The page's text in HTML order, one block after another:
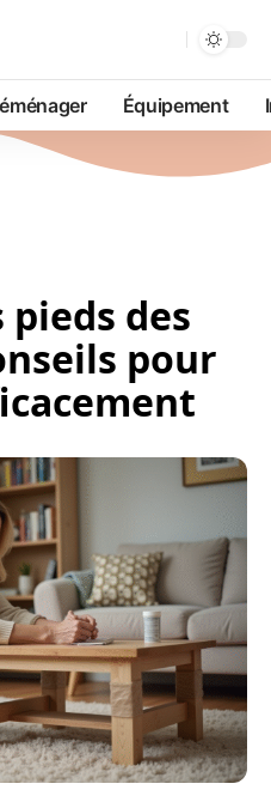
Équipement
des
pour